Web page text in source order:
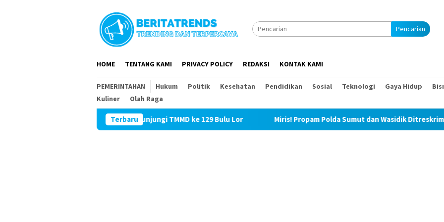
Pencarian
HOME TENTANG KAMI PRIVACY POLICY REDAKSI KONTAK KAMI
PEMERINTAHAN Hukum Politik Kesehatan Pendidikan Sosial Teknologi Gaya Hidup
Kuliner
Olah Raga
Terbaru
Tim Wasev Mabesad Kunjungi TMMD ke 129 Bulu Lor Miris! Propam Polda Sumut dan Wasidik Ditreskrimum Diduga